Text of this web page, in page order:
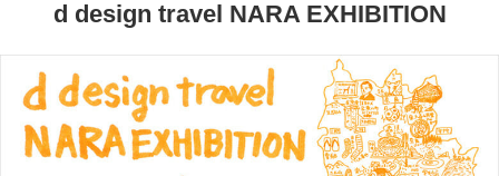
コラム
d design travel NARA EXHIBITION